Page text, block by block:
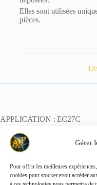
Gérer
Pour offrir les meilleures
cookies pour stocker et/ou accéder
Elles sont utilisées
pièces.
APPLICATION : EC27C
POIDS : 1,97 kg